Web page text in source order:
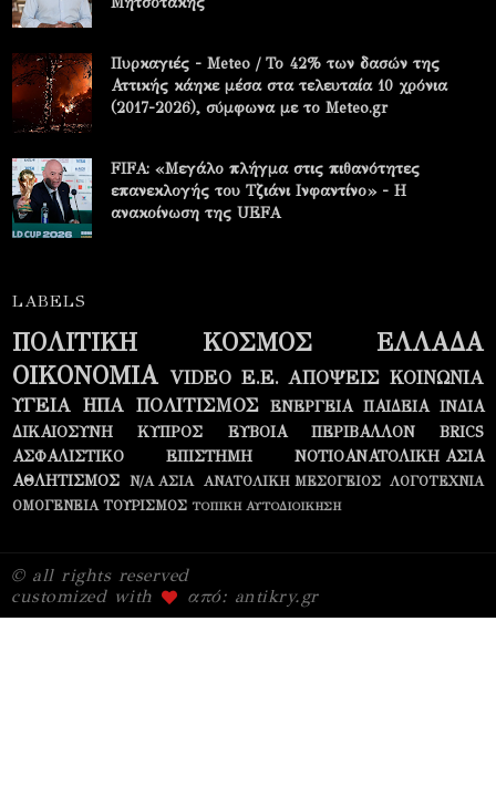
Πυρκαγιές - Meteo / Το 42% των δασών της
Αττικής κάηκε μέσα στα τελευταία 10 χρόνια
(2017-2026), σύμφωνα με το Meteo.gr
FIFA: «Μεγάλο πλήγμα στις πιθανότητες
επανεκλογής του Τζιάνι Ινφαντίνο» - Η
ανακοίνωση της UEFA
LABELS
ΠΟΛΙΤΙΚΗ ΚΟΣΜΟΣ
ΕΛΛΑΔΑ
ΟΙΚΟΝΟΜΙΑ VIDEO Ε.Ε. ΑΠΟΨΕΙΣ ΚΟΙΝΩΝΙΑ
ΥΓΕΙΑ ΗΠΑ ΠΟΛΙΤΙΣΜΟΣ ΕΝΕΡΓΕΙΑ ΠΑΙΔΕΙΑ ΙΝΔΙΑ
ΔΙΚΑΙΟΣΥΝΗ
ΚΥΠΡΟΣ ΕΥΒΟΙΑ ΠΕΡΙΒΑΛΛΟΝ
BRICS
ΑΣΦΑΛΙΣΤΙΚΟ
ΕΠΙΣΤΗΜΗ
ΝΟΤΙΟΑΝΑΤΟΛΙΚΗ ΑΣΙΑ
ΑΘΛΗΤΙΣΜΟΣ
Ν/Α ΑΣΙΑ ΑΝΑΤΟΛΙΚΗ ΜΕΣΟΓΕΙΟΣ ΛΟΓΟΤΕΧΝΙΑ
ΟΜΟΓΕΝΕΙΑ ΤΟΥΡΙΣΜΟΣ ΤΟΠΙΚΗ ΑΥΤΟΔΙΟΙΚΗΣΗ
© all rights reserved
customized with
από: antikry.gr